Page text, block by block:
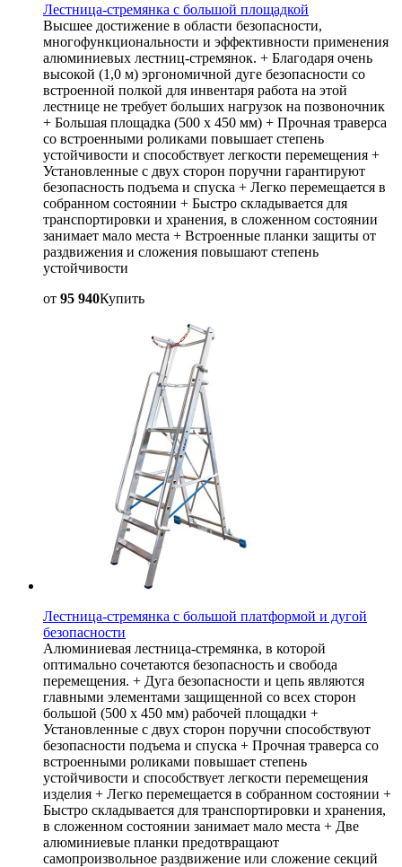
Лестница-стремянка с большой площадкой
Высшее достижение в области безопасности,
многофункциональности и эффективности применения
алюминиевых лестниц-стремянок. + Благодаря очень
высокой (1,0 м) эргономичной дуге безопасности со
встроенной полкой для инвентаря работа на этой
лестнице не требует больших нагрузок на позвоночник
+ Большая площадка (500 х 450 мм) + Прочная траверса
со встроенными роликами повышает степень
устойчивости и способствует легкости перемещения +
Установленные с двух сторон поручни гарантируют
безопасность подъема и спуска + Легко перемещается в
собранном состоянии + Быстро складывается для
транспортировки и хранения, в сложенном состоянии
занимает мало места + Встроенные планки защиты от
раздвижения и сложения повышают степень
устойчивости
от 95 940Купить
Лестница-стремянка с большой платформой и дугой
безопасности
Алюминиевая лестница-стремянка, в которой
оптимально сочетаются безопасность и свобода
перемещения. + Дуга безопасности и цепь являются
главными элементами защищенной со всех сторон
большой (500 х 450 мм) рабочей площадки +
Установленные с двух сторон поручни способствуют
безопасности подъема и спуска + Прочная траверса со
встроенными роликами повышает степень
устойчивости и способствует легкости перемещения
изделия + Легко перемещается в собранном состоянии +
Быстро складывается для транспортировки и хранения,
в сложенном состоянии занимает мало места + Две
алюминиевые планки предотвращают
самопроизвольное раздвижение или сложение секций